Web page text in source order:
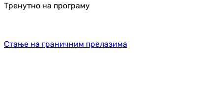
Тренутно на програму
Стање на граничним прелазима